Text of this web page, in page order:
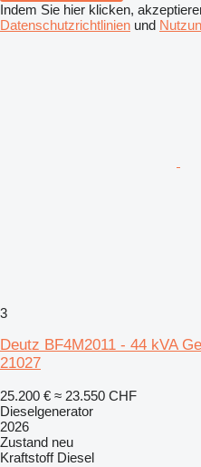
Indem Sie hier klicken,
Datenschutzrichtlinien und
3
Deutz BF4M2011 - 44 kVA
21027
25.200 € ≈ 23.550 CHF
Dieselgenerator
2026
Zustand neu
Kraftstoff Diesel